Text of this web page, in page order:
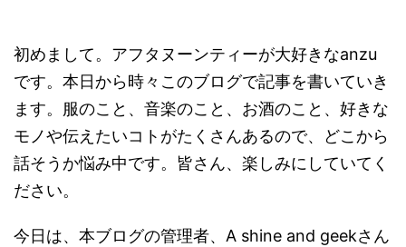
初めまして。アフタヌーンティーが大好きなanzu
です。本日から時々このブログで記事を書いていき
ます。服のこと、音楽のこと、お酒のこと、好きな
モノや伝えたいコトがたくさんあるので、どこから
話そうか悩み中です。皆さん、楽しみにしていてく
ださい。
今日は、本ブログの管理者、A shine and geekさん